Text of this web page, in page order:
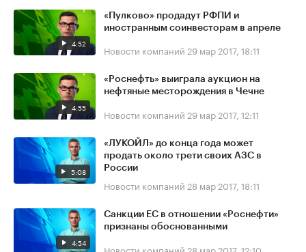
4:52
«Пулково» продадут РФПИ и
иностранным соинвесторам в апреле
Новости компаний 29 мар 2017, 18:11
4:55
«Роснефть» выиграла аукцион на
нефтяные месторождения в Чечне
Новости компаний 29 мар 2017, 12:11
5:08
«ЛУКОЙЛ» до конца года может
продать около трети своих АЗС в
России
Новости компаний 28 мар 2017, 18:11
4:54
Санкции ЕС в отношении «Роснефти»
признаны обоснованными
Новости компаний 28 мар 2017, 12:10